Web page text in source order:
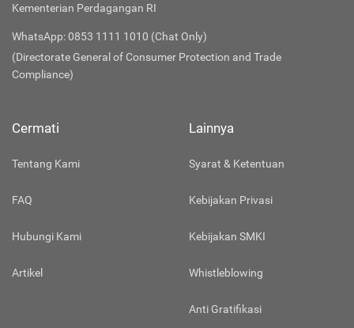
Kementerian Perdagangan RI
WhatsApp: 0853 1111 1010 (Chat Only)
(Directorate General of Consumer Protection and Trade
Compliance)
Cermati
Tentang Kami
FAQ
Hubungi Kami
Artikel
Lainnya
Syarat & Ketentuan
Kebijakan Privasi
Kebijakan SMKI
Whistleblowing
Anti Gratifikasi